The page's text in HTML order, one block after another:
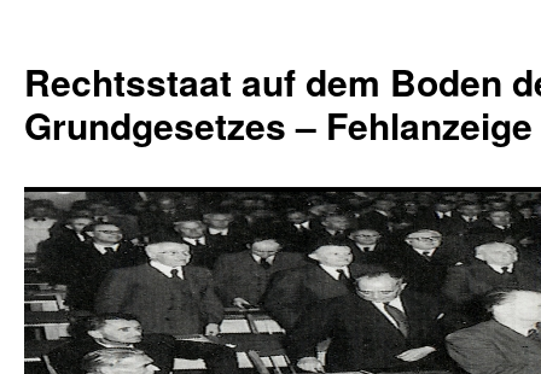
springen
Rechtsstaat auf dem Boden
Grundgesetzes –